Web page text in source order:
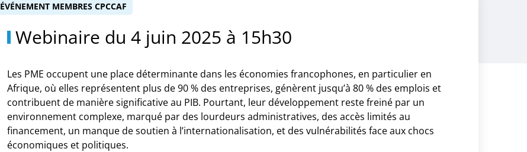
Webinaire du 4 juin 2025 à 15h30
Les PME occupent une place déterminante dans les économies francophones, en particulier en
Afrique, où elles représentent plus de 90 % des entreprises, génèrent jusqu’à 80 % des emplois et
contribuent de manière significative au PIB. Pourtant, leur développement reste freiné par un
environnement complexe, marqué par des lourdeurs administratives, des accès limités au
financement, un manque de soutien à l’internationalisation, et des vulnérabilités face aux chocs
économiques et politiques.
ÉVÉNEMENT MEMBRES CPCCAF